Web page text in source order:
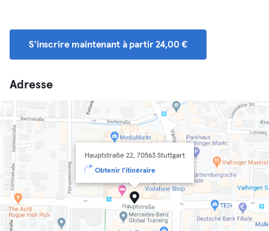
S'inscrire maintenant à partir 24,00 €
Adresse
Hauptstraße 22, 70563 Stuttgart
Obtenir l'itinéraire